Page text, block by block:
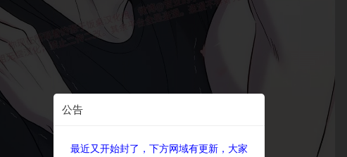
公告
最近又开始封了，下方网域有更新，大家